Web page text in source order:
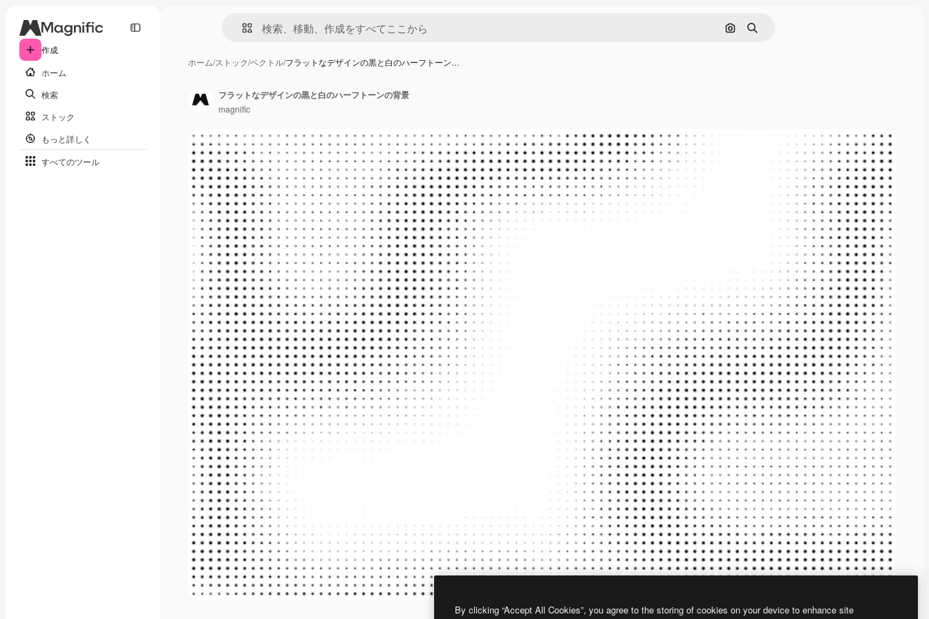
作成
ホーム
検索
ストック
もっと詳しく
すべてのツール
画像で検索
検索
ホーム/ストック/ベクトル/フラットなデザインの黒と白のハーフトーン…
フラットなデザインの黒と白のハーフトーンの背景
magnific
By clicking “Accept All Cookies”, you agree to the storing of cookies on your device to enhance site